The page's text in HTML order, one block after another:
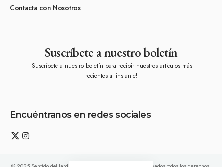
Contacta con Nosotros
Suscríbete a nuestro boletín
¡Suscríbete a nuestro boletín para recibir nuestros artículos más
recientes al instante!
Encuéntranos en redes sociales